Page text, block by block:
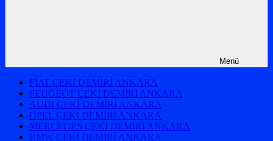
Menü
FİAT ÇEKİ DEMİRİ ANKARA
PEUGEOT ÇEKİ DEMİRİ ANKARA
AUDİ ÇEKİ DEMİRİ ANKARA
OPEL ÇEKİ DEMİRİ ANKARA
MERCEDES ÇEKİ DEMİRİ ANKARA
BMW ÇEKİ DEMİRİ ANKARA